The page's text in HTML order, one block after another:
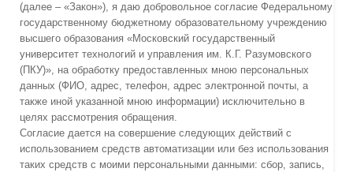
(далее – «Закон»), я даю добровольное согласие Федеральному
государственному бюджетному образовательному учреждению
высшего образования «Московский государственный
университет технологий и управления им. К.Г. Разумовского
(ПКУ)», на обработку предоставленных мною персональных
данных (ФИО, адрес, телефон, адрес электронной почты, а
также иной указанной мною информации) исключительно в
целях рассмотрения обращения.
Согласие дается на совершение следующих действий с
использованием средств автоматизации или без использования
таких средств с моими персональными данными: сбор, запись,